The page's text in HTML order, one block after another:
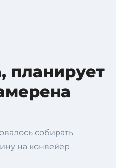
планирует
собирать
на конвейер